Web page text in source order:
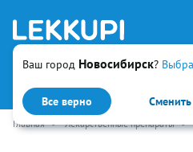
Ваш город Новосибирск?
Все верно
Искать
Главная • Лекарственные препараты •